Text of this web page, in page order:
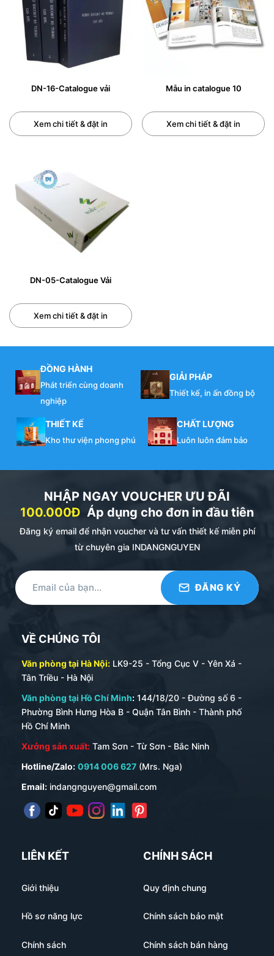
DN-16-Catalogue vải
Xem chi tiết & đặt in
Mẫu in catalogue 10
Xem chi tiết & đặt in
DN-05-Catalogue Vải
Xem chi tiết & đặt in
ĐỒNG HÀNH
Phát triển cùng doanh
nghiệp
GIẢI PHÁP
Thiết kế, in ấn đồng bộ
THIẾT KẾ
Kho thư viện phong phú
CHẤT LƯỢNG
Luôn luôn đảm bảo
NHẬP NGAY VOUCHER ƯU ĐÃI
100.000Đ Áp dụng cho đơn in đầu tiên
Đăng ký email để nhận voucher và tư vấn thiết kế miễn phí
từ chuyên gia INDANGNGUYEN
VỀ CHÚNG TÔI
Văn phòng tại Hà Nội: LK9-25 - Tổng Cục V - Yên Xá -
Tân Triều - Hà Nội
Văn phòng tại Hồ Chí Minh: 144/18/20 - Đường số 6 -
Phường Bình Hưng Hòa B - Quận Tân Bình - Thành phố
Hồ Chí Minh
Xưởng sản xuất: Tam Sơn - Từ Sơn - Bắc Ninh
Hotline/Zalo: 0914 006 627 (Mrs. Nga)
Email: indangnguyen@gmail.com
LIÊN KẾT
Giới thiệu
Hồ sơ năng lực
Chính sách
CHÍNH SÁCH
Quy định chung
Chính sách bảo mật
Chính sách bán hàng